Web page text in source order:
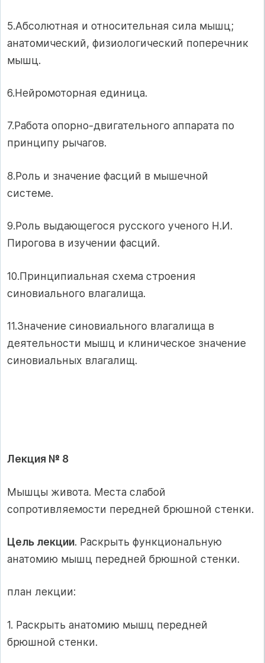
5.Абсолютная и относительная сила мышц;
анатомический, физиологический поперечник
мышц.
6.Нейромоторная единица.
7.Работа опорно-двигательного аппарата по
принципу рычагов.
8.Роль и значение фасций в мышечной
системе.
9.Роль выдающегося русского ученого Н.И.
Пирогова в изучении фасций.
10.Принципиальная схема строения
синовиального влагалища.
11.Значение синовиального влагалища в
деятельности мышц и клиническое значение
синовиальных влагалищ.
Лекция № 8
Мышцы живота. Места слабой
сопротивляемости передней брюшной стенки.
Цель лекции. Раскрыть функциональную
анатомию мышц передней брюшной стенки.
план лекции:
1. Раскрыть анатомию мышц передней
брюшной стенки.